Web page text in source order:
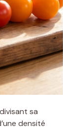
sa
densité